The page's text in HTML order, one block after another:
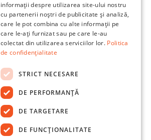
informații despre utilizarea site-ului nostru
cu partenerii noștri de publicitate și analiză,
care le pot combina cu alte informații pe
care le-ați furnizat sau pe care le-au
colectat din utilizarea serviciilor lor. Politica
de confidențialitate
STRICT NECESARE
DE PERFORMANȚĂ
DE TARGETARE
DE FUNCŢIONALITATE